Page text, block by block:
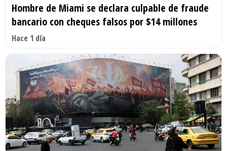
Hombre de Miami se declara culpable de fraude
bancario con cheques falsos por $14 millones
Hace 1 día